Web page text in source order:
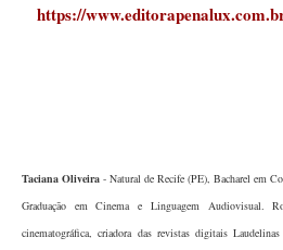
https://
Taciana Oliveira - Natural de Recife (PE), Bacharel em
Graduação em Cinema e Linguagem Audiovisual.
cinematográfica, criadora das revistas digitais